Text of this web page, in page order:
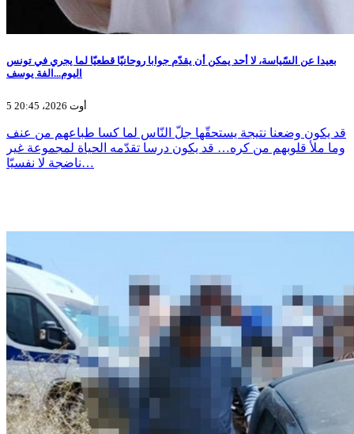
بعيدا عن السّياسة، لا أحد يمكن أن يقدّم جوابا روحانيّا قطعيّا لما يجري في تونس
اليوم...الفة يوسف
5 أوت 2026، 20:45
قد يكون وضعنا نتيجة يستحقّها جلّ النّاس لما كسا طباعهم من عنف
وما ملأ قلوبهم من كره… قد يكون درسا تقدّمه الحياة لمجموعة غير
ناضجة لا نفسيّا…